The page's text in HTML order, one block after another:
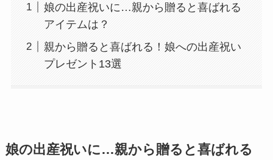
娘の出産祝いに…親から贈ると喜ばれる
アイテムは？
親から贈ると喜ばれる！娘への出産祝い
プレゼント13選
娘の出産祝いに…親から贈ると喜ばれる